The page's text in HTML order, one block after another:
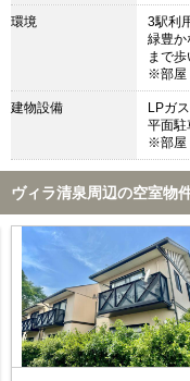
環境
3駅利
緑豊か
まで
※部屋
建物設備
LPガ
平面駐
※部屋
ヴィラ清泉周辺の空室物